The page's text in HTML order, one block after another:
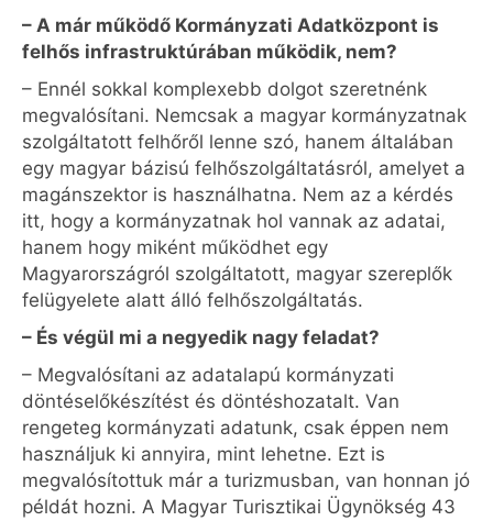
– A már működő Kormányzati Adatközpont is
felhős infrastruktúrában működik, nem?
– Ennél sokkal komplexebb dolgot szeretnénk
megvalósítani. Nemcsak a magyar kormányzatnak
szolgáltatott felhőről lenne szó, hanem általában
egy magyar bázisú felhőszolgáltatásról, amelyet a
magánszektor is használhatna. Nem az a kérdés
itt, hogy a kormányzatnak hol vannak az adatai,
hanem hogy miként működhet egy
Magyarországról szolgáltatott, magyar szereplők
felügyelete alatt álló felhőszolgáltatás.
– És végül mi a negyedik nagy feladat?
– Megvalósítani az adatalapú kormányzati
döntéselőkészítést és döntéshozatalt. Van
rengeteg kormányzati adatunk, csak éppen nem
használjuk ki annyira, mint lehetne. Ezt is
megvalósítottuk már a turizmusban, van honnan jó
példát hozni. A Magyar Turisztikai Ügynökség 43